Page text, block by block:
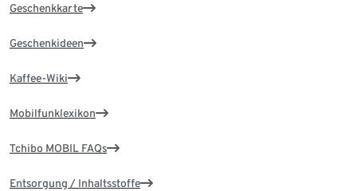
Geschenkkarte
Geschenkideen
Kaffee-Wiki
Mobilfunklexikon
Tchibo MOBIL FAQs
Entsorgung / Inhaltsstoffe